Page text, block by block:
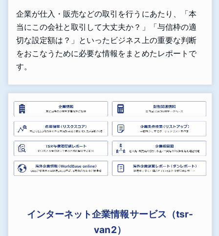
企業が仕入・販売などの取引を行うにあたり、「本
当にこの会社と取引して大丈夫か？」「与信枠の適
切な設定額は？」といったビジネス上の重要な判断
をおこなうために必要な情報をまとめたレポートで
す。
インターネット企業情報サービス（tsr-
van2）